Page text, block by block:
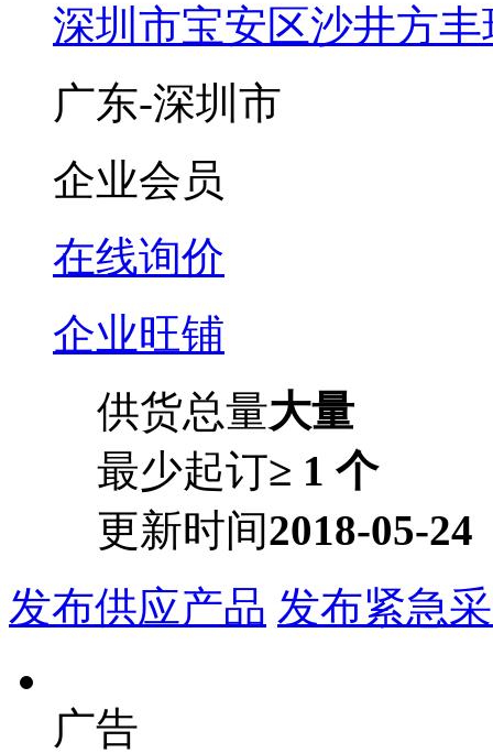
深圳市宝安区沙井方
广东-深圳市
企业会员
在线询价
企业旺铺
供货总量大量
最少起订≥ 1 个
更新时间2018-05-24
发布供应产品 发布紧急
广告